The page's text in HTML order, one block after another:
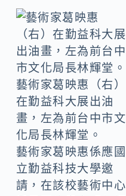
藝術家葛映惠（右）
在勤益科大展出油
畫，左為前台中市文
化局長林輝堂。
藝術家葛映惠係應國
立勤益科技大學邀
請，在該校藝術中心